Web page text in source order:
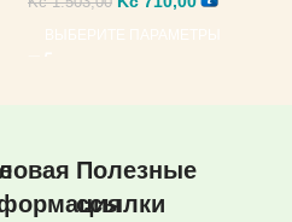
ВЫБЕРИТЕ ПАРАМЕТРЫ
Полезные
ссылки